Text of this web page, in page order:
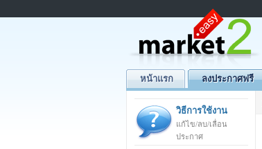
หน้าแรก ลงประกาศฟรี
วิธีการใช้งาน
แก้ไข/ลบ/เลื่อน
ประกาศ